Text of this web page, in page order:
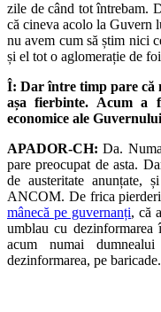
zile de când tot întrebam.
că cineva acolo la Guvern
nu avem cum să știm nici
și el tot o aglomerație de
Î: Dar între timp pare că
așa fierbinte. Acum a
economice ale
APADOR-CH: Da.
pare preocupat de asta.
de austeritate anunțate,
ANCOM. De frica
mânecă pe guvernanți, că
umblau cu
acum numai
dezinformarea, pe baricade.